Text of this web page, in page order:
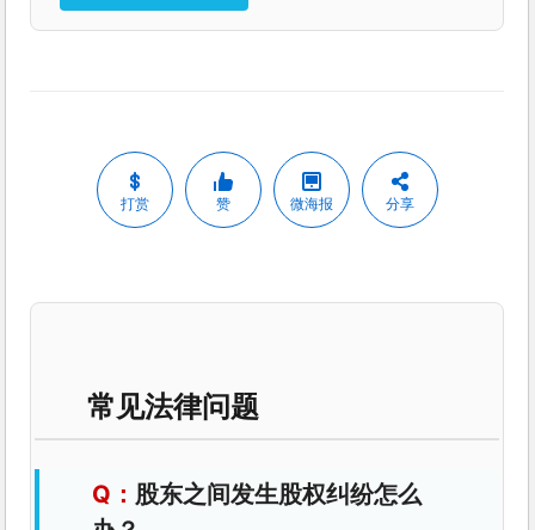
打赏 赞 微海报 分享
常见法律问题
股东之间发生股权纠纷怎么